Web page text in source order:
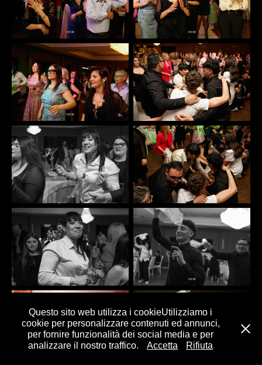
Questo sito web utilizza i cookieUtilizziamo i
cookie per personalizzare contenuti ed annunci,
per fornire funzionalità dei social media e per
analizzare il nostro traffico.
Accetta Rifiuta